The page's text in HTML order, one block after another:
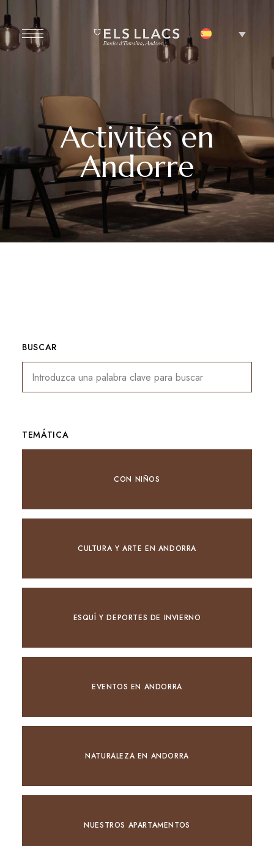
Activités en
Andorre
BUSCAR
TEMÁTICA
CON NIÑOS
CULTURA Y ARTE EN ANDORRA
ESQUÍ Y DEPORTES DE INVIERNO
EVENTOS EN ANDORRA
NATURALEZA EN ANDORRA
NUESTROS APARTAMENTOS